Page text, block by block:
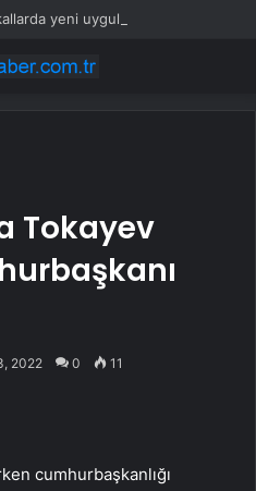
Tokayev
2022 0 11
cumhurbaşkanlığı